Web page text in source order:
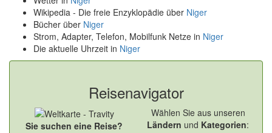
Wikipedia - Die freie Enzyklopädie über Niger
Bücher über Niger
Strom, Adapter, Telefon, Mobilfunk Netze in Niger
Die aktuelle Uhrzeit in Niger
Reisenavigator
Sie suchen eine Reise?
Wählen Sie aus unseren
Ländern und Kategorien: